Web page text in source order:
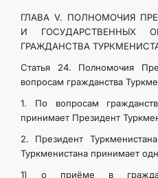
ГЛАВА V. ПОЛНОМОЧИЯ
И ГОСУДАРСТВЕННЫХ
ГРАЖДАНСТВА
Статья 24. Полномочия
вопросам гражданства
1. По вопросам
принимает Президент
2. Президент
Туркменистана принимает
1) о приёме в